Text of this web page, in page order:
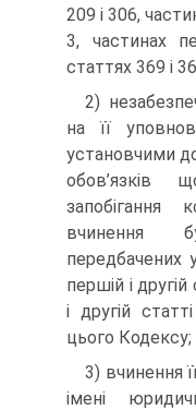
209 і 306,
3, частинах
статтях 369 і
2)
на її
установчими
обов’язків
запобігання
вчинення
передбачених
першій і
і другій
цього Кодексу;
3) вчинення
імені